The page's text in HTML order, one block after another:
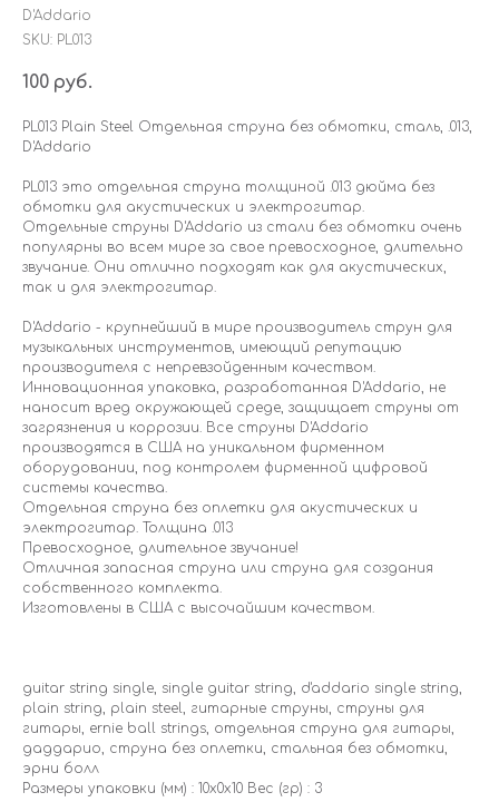
D'Addario
SKU: PL013
100 руб.
PL013 Plain Steel Отдельная струна без обмотки, сталь, .013,
D'Addario
PL013 это отдельная струна толщиной .013 дюйма без
обмотки для акустических и электрогитар.
Отдельные струны D'Addario из стали без обмотки очень
популярны во всем мире за свое превосходное, длительно
звучание. Они отлично подходят как для акустических,
так и для электрогитар.
D'Addario - крупнейший в мире производитель струн для
музыкальных инструментов, имеющий репутацию
производителя с непревзойденным качеством.
Инновационная упаковка, разработанная D'Addario, не
наносит вред окружающей среде, защищает струны от
загрязнения и коррозии. Все струны D'Addario
производятся в США на уникальном фирменном
оборудовании, под контролем фирменной цифровой
системы качества.
Отдельная струна без оплетки для акустических и
электрогитар. Толщина .013
Превосходное, длительное звучание!
Отличная запасная струна или струна для создания
собственного комплекта.
Изготовлены в США с высочайшим качеством.
guitar string single, single guitar string, d'addario single string,
plain string, plain steel, гитарные струны, струны для
гитары, ernie ball strings, отдельная струна для гитары,
даддарио, струна без оплетки, стальная без обмотки,
эрни болл
Размеры упаковки (мм) : 10х0х10 Вес (гр) : 3